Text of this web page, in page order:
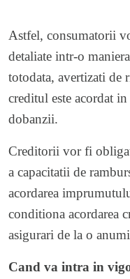
Astfel, consumatorii
detaliate intr-o
totodata, avertizati de
creditul este acordat
dobanzii.
Creditorii vor fi
a capacitatii de
acordarea
conditiona acordarea
asigurari de la o
Cand va intra in